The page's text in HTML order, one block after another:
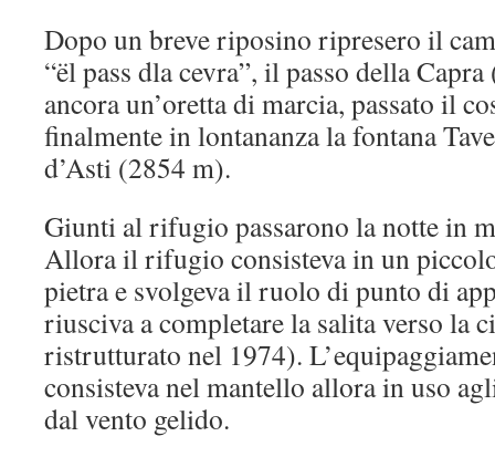
Dopo un breve riposino ripresero il
“ël pass dla cevra”, il passo della
ancora un’oretta di marcia, passato il
finalmente in lontananza la fontana
d’Asti (2854 m).
Giunti al rifugio passarono la notte in
Allora il rifugio consisteva in un
pietra e svolgeva il ruolo di punto di
riusciva a completare la salita verso la
ristrutturato nel 1974).
consisteva nel mantello allora in uso
dal vento gelido.